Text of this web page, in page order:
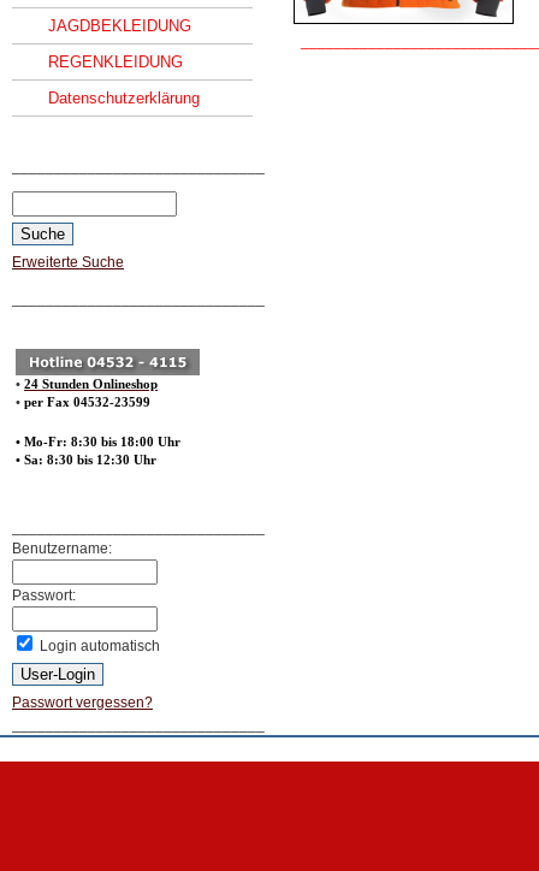
JAGDBEKLEIDUNG
REGENKLEIDUNG
Datenschutzerklärung
Erweiterte Suche
• 24 Stunden Onlineshop
• per Fax 04532-23599
• Mo-Fr: 8:30 bis 18:00 Uhr
• Sa: 8:30 bis 12:30 Uhr
Benutzername:
Passwort:
Login automatisch
Passwort vergessen?